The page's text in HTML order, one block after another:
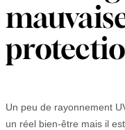
Un peu de rayonnement
un réel bien-être mais il